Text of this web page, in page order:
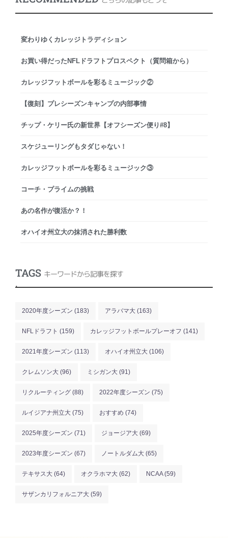
変わりゆくカレッジトラディション
お買い得だったNFLドラフトプロスペクト（質問箱から）
カレッジフットボールを彩るミュージック②
【復刻】プレシーズンキャンプの内部事情
チップ・ケリー氏の新世界【オフシーズン便り#8】
スケジューリングもタダじゃない！
カレッジフットボールを彩るミュージック③
コーチ・プライムの挑戦
あの名作が復活か？！
オハイオ州立大の抹消された勝利数
TAGS キーワードから記事を探す
.
2020年度シーズン (183) アラバマ大 (163)
NFLドラフト (159) カレッジフットボールプレーオフ (141)
2021年度シーズン (113) オハイオ州立大 (106)
クレムソン大 (96) ミシガン大 (91)
リクルーティング (88) 2022年度シーズン (75)
ルイジアナ州立大 (75) おすすめ (74)
2025年度シーズン (71) ジョージア大 (69)
2023年度シーズン (67) ノートルダム大 (65)
テキサス大 (64) オクラホマ大 (62) NCAA(59)
サザンカリフォルニア大 (59)